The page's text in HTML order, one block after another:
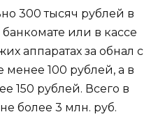
300 тысяч рублей в
или в кассе
аппаратах за обнал с
менее 100 рублей, а в
150 рублей. Всего в
более 3 млн. руб.